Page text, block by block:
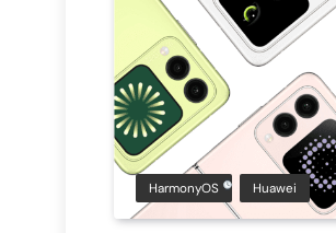
HarmonyOS Huawei